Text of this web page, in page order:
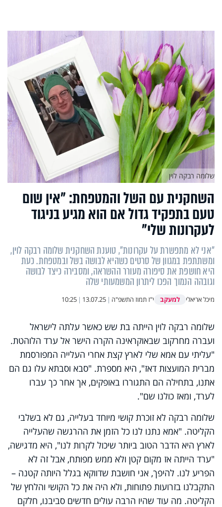
השחקנית עם השל והמטפחת: "אין שום
טעם בתפקיד גדול אם הוא מגיע בניגוד
לעקרונות שלי"
"אני לא מתפשרת על עקרונות", טוענת השחקנית שלומה רבקה לוין,
ומשתתפת במגוון של סרטים כשהיא לבושה בשל ובמטפחת. כעת
היא חושפת את סיפורה מעורר ההשראה, ומסבירה כיצד לבושה
וגובהה הנמוך הפכו ליתרון המשמעותי שלה
מיכל אריאלי למעקב י"ז תמוז התשפ"ה |
13.07.25
|
10:25
שלומה רבקה לוין
שלומה רבקה לוין הייתה בת שש כאשר עלתה לישראל
ועברה מחרקוב שבאוקראינה הקרה הישר אל ערד הלוהטת.
"עליתי עם אמא שלי לארץ קצת אחרי העלייה המפורסמת
מברית המועצות דאז", היא מספרת. "סבא וסבתא עלו גם הם
אתנו, בתחילה הם התגוררו באופקים, אך אחר כך עברו
לערד, ומאז כולנו שם".
שלומה רבקה לא זוכרת קושי מיוחד בעלייה, גם לא בשלבי
הקליטה. "אמא נתנו לנו כל הזמן את ההרגשה שהעלייה
לארץ היא הדבר הטוב ביותר שיכול לקרות לנו", היא מדגישה,
"ערד הייתה אז מקום קטן ולא ממש מפותח, אבל זה לא
הפריע לנו. להיפך, אני חושבת שדווקא בגלל היותה קטנה –
התקבלנו בזרועות פתוחות, ולא היה את כל הקושי והלחץ של
הקליטה. מה עוד שהיו הרבה עולים חדשים סביבנו, חלקם